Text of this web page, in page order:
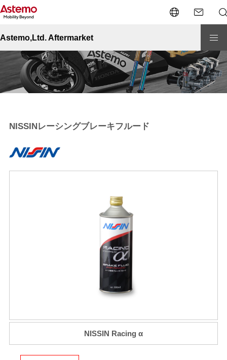
Astemo,Ltd. Aftermarket
Site Top NISSINレーシングブレーキフルード
NISSINレーシングブレーキフルード
NISSIN Racing α